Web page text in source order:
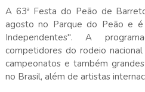
A 63ª Festa do Peão de
agosto no Parque do Peão e
Independentes". A
competidores do rodeio
campeonatos e também
no Brasil, além de artistas